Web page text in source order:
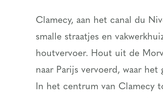
Clamecy, aan het canal du
smalle straatjes en
houtvervoer. Hout uit de
naar Parijs vervoerd, waar
In het centrum van Clamecy